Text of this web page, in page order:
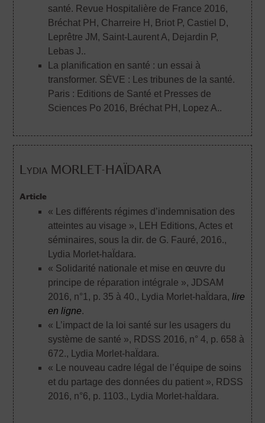
santé. Revue Hospitalière de France 2016,
Bréchat PH, Charreire H, Briot P, Castiel D,
Leprêtre JM, Saint-Laurent A, Dejardin P,
Lebas J..
La planification en santé : un essai à
transformer. SÈVE : Les tribunes de la santé.
Paris : Editions de Santé et Presses de
Sciences Po 2016, Bréchat PH, Lopez A..
Lydia MORLET-HAÏDARA
Article
« Les différents régimes d’indemnisation des
atteintes au visage », LEH Editions, Actes et
séminaires, sous la dir. de G. Fauré, 2016.,
Lydia Morlet-haÏdara.
« Solidarité nationale et mise en œuvre du
principe de réparation intégrale », JDSAM
2016, n°1, p. 35 à 40., Lydia Morlet-haÏdara,lire
en ligne.
« L’impact de la loi santé sur les usagers du
système de santé », RDSS 2016, n° 4, p. 658 à
672., Lydia Morlet-haÏdara.
« Le nouveau cadre légal de l’équipe de soins
et du partage des données du patient », RDSS
2016, n°6, p. 1103., Lydia Morlet-haÏdara.